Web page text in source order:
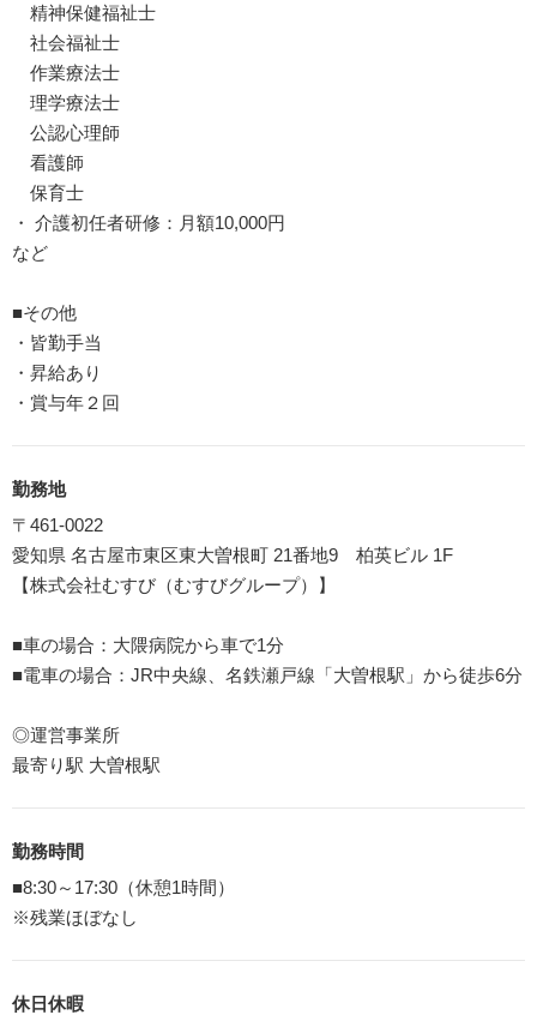
精神保健福祉士
社会福祉士
作業療法士
理学療法士
公認心理師
看護師
保育士
・ 介護初任者研修：月額10,000円
など
■その他
・皆勤手当
・昇給あり
・賞与年２回
勤務地
〒461-0022
愛知県 名古屋市東区東大曽根町 21番地9 柏英ビル 1F
【株式会社むすび（むすびグループ）】
■車の場合：大隈病院から車で1分
■電車の場合：JR中央線、名鉄瀬戸線「大曽根駅」から徒歩6分
◎運営事業所
最寄り駅 大曽根駅
勤務時間
■8:30～17:30（休憩1時間）
※残業ほぼなし
休日休暇